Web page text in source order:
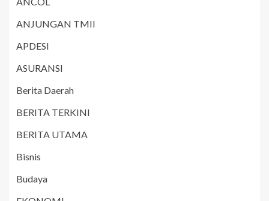
ANJUNGAN TMII
APDESI
ASURANSI
Berita Daerah
BERITA TERKINI
BERITA UTAMA
Bisnis
Budaya